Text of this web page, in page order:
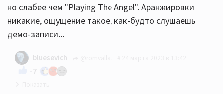
но слабее чем "Playing The Angel". Аранжировки
никакие, ощущение такое, как-будто слушаешь
демо-записи...
bluesevich
-7